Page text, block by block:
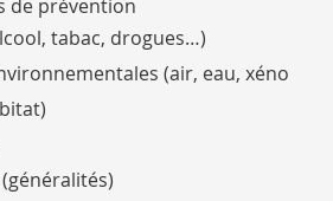
de prévention
tabac, drogues…)
(air, eau, xéno